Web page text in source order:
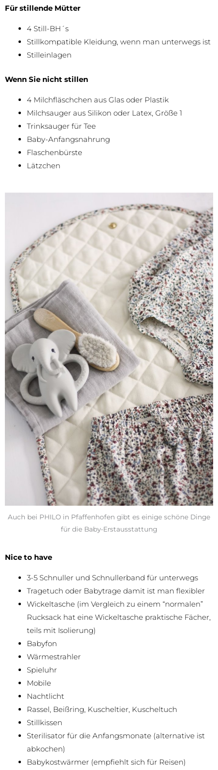
Für stillende Mütter
4 Still-BH´s
Stillkompatible Kleidung, wenn man unterwegs ist
Stilleinlagen
Wenn Sie nicht stillen
4 Milchfläschchen aus Glas oder Plastik
Milchsauger aus Silikon oder Latex, Größe 1
Trinksauger für Tee
Baby-Anfangsnahrung
Flaschenbürste
Lätzchen
Auch bei PHILO in Pfaffenhofen gibt es einige schöne Dinge
für die Baby-Erstausstattung
Nice to have
3-5 Schnuller und Schnullerband für unterwegs
Tragetuch oder Babytrage damit ist man flexibler
Wickeltasche (im Vergleich zu einem “normalen”
Rucksack hat eine Wickeltasche praktische Fächer,
teils mit Isolierung)
Babyfon
Wärmestrahler
Spieluhr
Mobile
Nachtlicht
Rassel, Beißring, Kuscheltier, Kuscheltuch
Stillkissen
Sterilisator für die Anfangsmonate (alternative ist
abkochen)
Babykostwärmer (empfiehlt sich für Reisen)